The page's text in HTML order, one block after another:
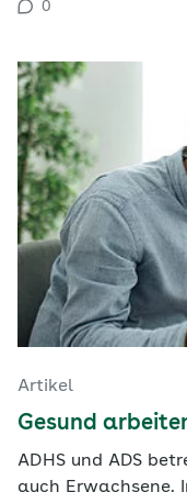
0
Artikel
Gesund
ADHS und ADS
auch Erwachsene.